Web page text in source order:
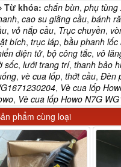
Từ khóa: chắn bùn, phụ tùng
, cao su giằng cầu, bánh
, vỏ nắp cầu, Trục chuyền,
bích, trục láp, bầu phanh lốc
điện tử, bộ công tắc, vô
sốc, lưới trang trí, thanh bảo
, vè cua lốp, thớt cầu, Đèn
, Vè cua lốp
, Vè cua lốp Howo N7G
phẩm cùng loại